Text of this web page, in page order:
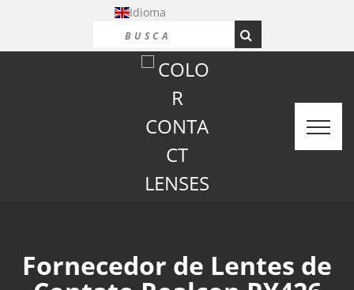
Idioma
Fornecedor de Lentes de